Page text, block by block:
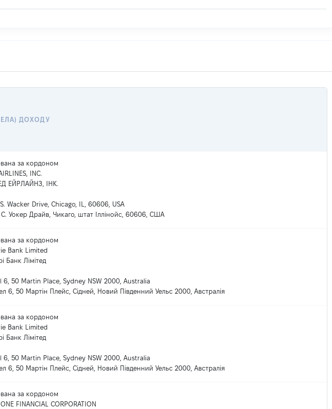
ДОХОДУ
за кордоном
INC.
ЕЙРЛАЙНЗ, ІНК.
Wacker Drive, Chicago, IL, 60606, USA
Уокер Драйв, Чикаго, штат Іллінойс, 60606, США
за кордоном
Bank Limited
Банк Лімітед
6, 50 Martin Place, Sydney NSW 2000, Australia
6, 50 Мартін Плейс, Сідней, Новий Південний Уельс 2000, Австралія
за кордоном
Bank Limited
Банк Лімітед
6, 50 Martin Place, Sydney NSW 2000, Australia
6, 50 Мартін Плейс, Сідней, Новий Південний Уельс 2000, Австралія
за кордоном
FINANCIAL CORPORATION